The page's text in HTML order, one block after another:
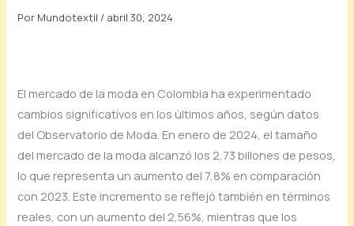
Por Mundotextil / abril 30, 2024
El mercado de la moda en Colombia ha experimentado
cambios significativos en los últimos años, según datos
del Observatorio de Moda. En enero de 2024, el tamaño
del mercado de la moda alcanzó los 2,73 billones de pesos,
lo que representa un aumento del 7,8% en comparación
con 2023. Este incremento se reflejó también en términos
reales, con un aumento del 2,56%, mientras que los